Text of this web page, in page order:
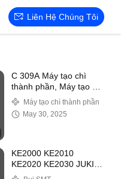
Liên Hệ Chúng Tôi
C 309A Máy tạo chì
thành phần, Máy tạo chì
bán dẫn
Máy tạo chì thành phần
May 30, 2025
KE2000 KE2010
KE2020 KE2030 JUKI
SMT vòi cao áp